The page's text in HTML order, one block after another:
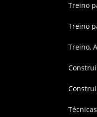
Treino
Treino
Treino,